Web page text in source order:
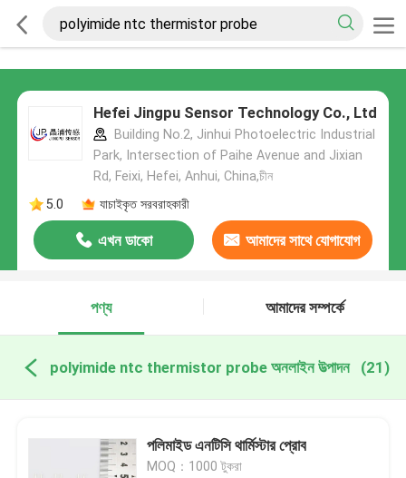
Hefei Jingpu Sensor Technology Co., Ltd
Building No.2, Jinhui Photoelectric Industrial
Park, Intersection of Paihe Avenue and Jixian
Rd, Feixi, Hefei, Anhui, China,চীন
5.0
যাচাইকৃত সরবরাহকারী
এখন ডাকো আমাদের সাথে যোগাযোগ
পণ্য
আমাদের সম্পর্কে
polyimide ntc thermistor probe অনলাইন উত্পাদন (21)
পলিমাইড এনটিসি থার্মিস্টার প্রোব
MOQ：1000 টুকরা